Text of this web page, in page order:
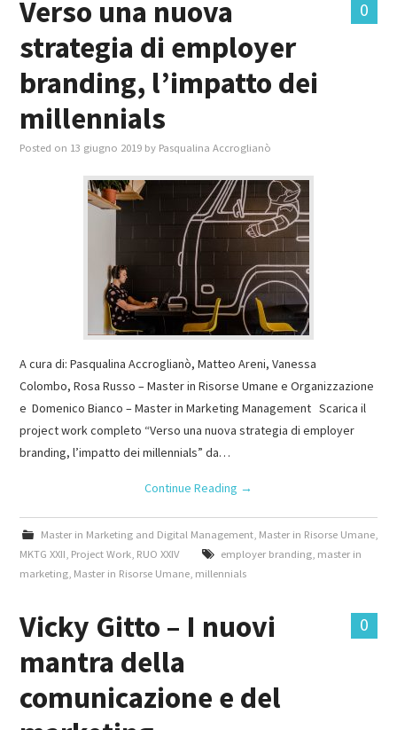
0
Verso una nuova
strategia di employer
branding, l’impatto dei
millennials
Posted on 13 giugno 2019 by Pasqualina Accroglianò
A cura di: Pasqualina Accroglianò, Matteo Areni, Vanessa
Colombo, Rosa Russo – Master in Risorse Umane e Organizzazione
e Domenico Bianco – Master in Marketing Management Scarica il
project work completo “Verso una nuova strategia di employer
branding, l’impatto dei millennials” da…
Continue Reading →
Master in Marketing and Digital Management, Master in Risorse Umane,
MKTG XXII Project Work RUO XXIV employer branding, master in
marketing Master in Risorse Umane millennials
0
Vicky Gitto – I nuovi
mantra della
comunicazione e del